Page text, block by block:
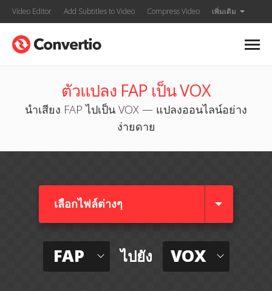
Video Editor Add Subtitles to Video Compress Video เพิ่มเติม
ตัวแปลง FAP เป็น VOX
นำเสียง FAP ไปเป็น VOX — แปลงออนไลน์อย่าง
ง่ายดาย
เลือกไฟล์ต่างๆ​
FAP ไปยัง VOX